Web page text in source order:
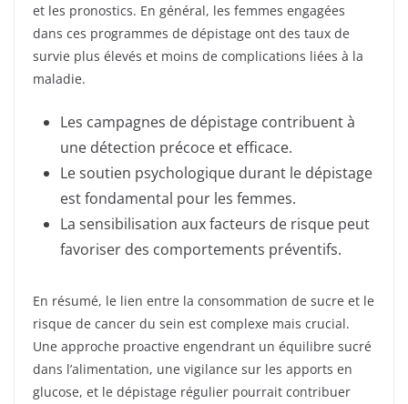
et les pronostics. En général, les femmes engagées
dans ces programmes de dépistage ont des taux de
survie plus élevés et moins de complications liées à la
maladie.
Les campagnes de dépistage contribuent à
une détection précoce et efficace.
Le soutien psychologique durant le dépistage
est fondamental pour les femmes.
La sensibilisation aux facteurs de risque peut
favoriser des comportements préventifs.
En résumé, le lien entre la consommation de sucre et le
risque de cancer du sein est complexe mais crucial.
Une approche proactive engendrant un équilibre sucré
dans l’alimentation, une vigilance sur les apports en
glucose, et le dépistage régulier pourrait contribuer